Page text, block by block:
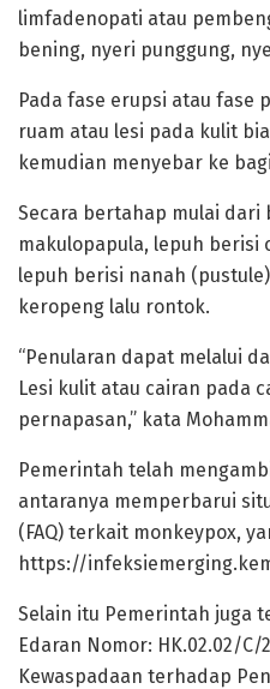
limfadenopati atau
bening, nyeri punggung,
Pada fase erupsi atau fase
ruam atau lesi pada kulit
kemudian menyebar ke
Secara bertahap mulai
makulopapula, lepuh berisi
lepuh berisi nanah
keropeng lalu rontok.
“Penularan dapat melalui
Lesi kulit atau cairan pada
pernapasan,” kata
Pemerintah telah
antaranya memperbarui
(FAQ) terkait monkeypox,
https://
Selain itu Pemerintah juga
Edaran Nomor: HK.02.02/C/
Kewaspadaan terhadap